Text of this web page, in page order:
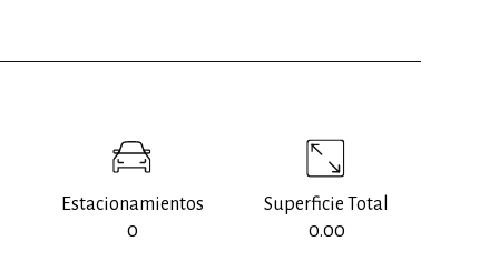
Estacionamientos
0
Superficie Total
0.00